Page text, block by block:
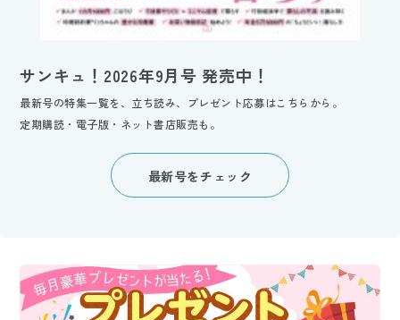
サンキュ！2026年9月号 発売中！
最新号の特集一覧を、立ち読み、プレゼント応募はこちらから。
定期購読・電子版・ネット書店販売も。
最新号をチェック